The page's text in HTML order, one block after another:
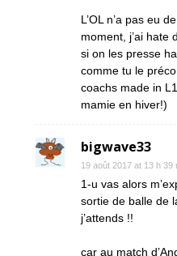
L’OL n’a pas eu
moment, j’ai hate
si on les presse
comme tu le
coachs made in
mamie en hiver!)
bigwave33
19 août 2017 at 13 h 39
1-u vas alors
sortie de balle de
j’attends !!
car au match